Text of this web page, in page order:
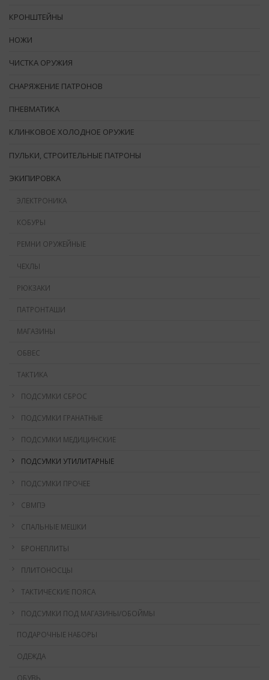
КРОНШТЕЙНЫ
НОЖИ
ЧИСТКА ОРУЖИЯ
СНАРЯЖЕНИЕ ПАТРОНОВ
ПНЕВМАТИКА
КЛИНКОВОЕ ХОЛОДНОЕ ОРУЖИЕ
ПУЛЬКИ, СТРОИТЕЛЬНЫЕ ПАТРОНЫ
ЭКИПИРОВКА
ЭЛЕКТРОНИКА
КОБУРЫ
РЕМНИ ОРУЖЕЙНЫЕ
ЧЕХЛЫ
РЮКЗАКИ
ПАТРОНТАШИ
МАГАЗИНЫ
ОБВЕС
ТАКТИКА
ПОДСУМКИ СБРОС
ПОДСУМКИ ГРАНАТНЫЕ
ПОДСУМКИ МЕДИЦИНСКИЕ
ПОДСУМКИ УТИЛИТАРНЫЕ
ПОДСУМКИ ПРОЧЕЕ
СВМПЭ
СПАЛЬНЫЕ МЕШКИ
БРОНЕПЛИТЫ
ПЛИТОНОСЦЫ
ТАКТИЧЕСКИЕ ПОЯСА
ПОДСУМКИ ПОД МАГАЗИНЫ/ОБОЙМЫ
ПОДАРОЧНЫЕ НАБОРЫ
ОДЕЖДА
ОБУВЬ